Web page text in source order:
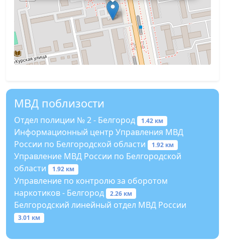
МВД поблизости
Отдел полиции № 2 - Белгород 1.42 км
Информационный центр Управления МВД
России по Белгородской области
1.92 км
Управление МВД России по Белгородской
области
1.92 км
Управление по контролю за оборотом
наркотиков - Белгород
2.26 км
Белгородский линейный отдел МВД России
3.01 км